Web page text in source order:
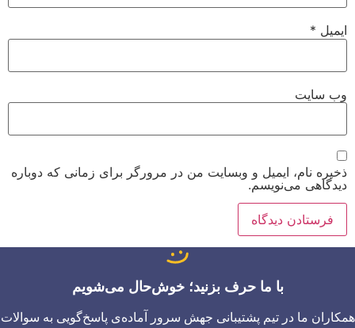
ایمیل *
وب‌ سایت
ذخیره نام، ایمیل و وبسایت من در مرورگر برای زمانی که دوباره
دیدگاهی می‌نویسم.
با ما حرف بزنید؛ خوش‌حال می‌شویم
همکاران ما در تیم پشتیبانی جهش سرور آماده‌ی پاسخ‌گویی به سوالات